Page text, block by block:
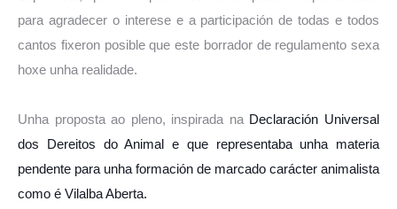
para agradecer o interese e a participación de todas e todos
cantos fixeron posible que este borrador de regulamento sexa
hoxe unha realidade.
Unha proposta ao pleno, inspirada na Declaración Universal
dos Dereitos do Animal e que representaba unha materia
pendente para unha formación de marcado carácter animalista
como é Vilalba Aberta.